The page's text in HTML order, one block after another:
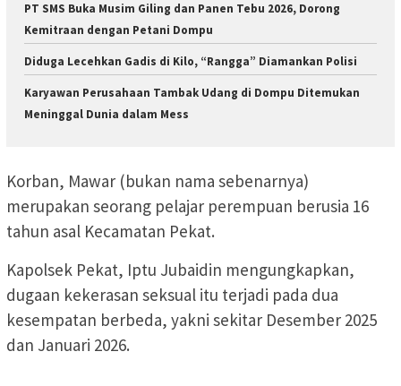
PT SMS Buka Musim Giling dan Panen Tebu 2026, Dorong
Kemitraan dengan Petani Dompu
Diduga Lecehkan Gadis di Kilo, “Rangga” Diamankan Polisi
Karyawan Perusahaan Tambak Udang di Dompu Ditemukan
Meninggal Dunia dalam Mess
Korban, Mawar (bukan nama sebenarnya)
merupakan seorang pelajar perempuan berusia 16
tahun asal Kecamatan Pekat.
Kapolsek Pekat, Iptu Jubaidin mengungkapkan,
dugaan kekerasan seksual itu terjadi pada dua
kesempatan berbeda, yakni sekitar Desember 2025
dan Januari 2026.